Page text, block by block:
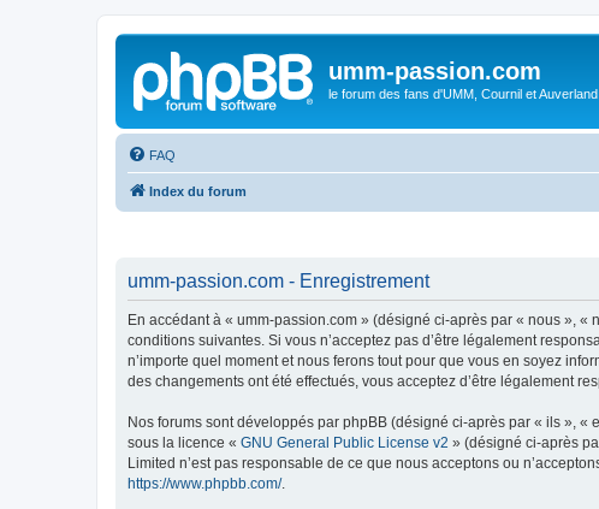
umm-passion.com
le forum des fans d'UMM, Cournil et Auverland
FAQ
Index du forum
umm-passion.com - Enregistrement
En accédant à « umm-passion.com » (désigné ci-après par « nous »,
conditions suivantes. Si vous n’acceptez pas d’être légalement
n’importe quel moment et nous ferons tout pour que vous en soyez
des changements ont été effectués, vous acceptez d’être légalement
Nos forums sont développés par phpBB (désigné ci-après par « ils »,
sous la licence « GNU General Public License v2 » (désigné ci-après
Limited n’est pas responsable de ce que nous acceptons ou
https://www.phpbb.com/.